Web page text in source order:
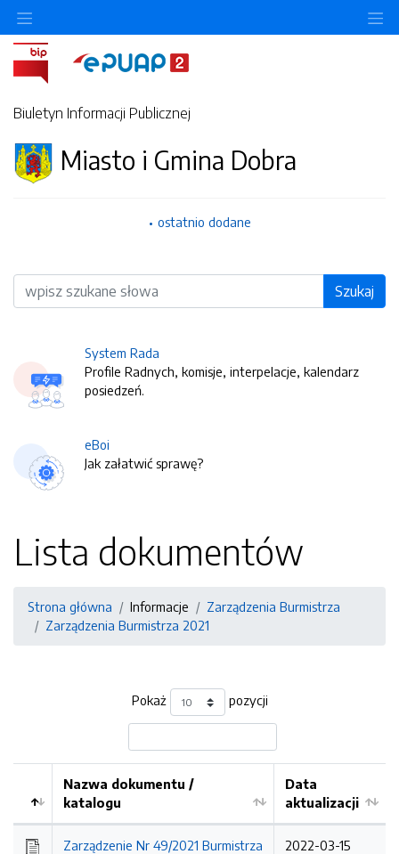
Biuletyn Informacji Publicznej
Miasto i Gmina Dobra
ostatnio dodane
Wyszukiwarka Szukaj
System Rada
Profile Radnych, komisje, interpelacje, kalendarz
posiedzeń.
eBoi
Jak załatwić sprawę?
Lista dokumentów
Strona główna Informacje
Zarządzenia Burmistrza
Zarządzenia Burmistrza 2021
Pokaż pozycji
Nazwa dokumentu /
katalogu
Data
aktualizacji
Zarządzenie Nr 49/2021 Burmistrza
2022-03-15